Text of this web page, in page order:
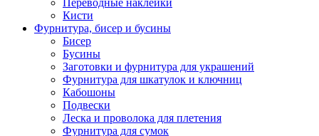
Кисти
Фурнитура, бисер и бусины
Бисер
Бусины
Заготовки и фурнитура для украшений
Фурнитура для шкатулок и ключниц
Кабошоны
Подвески
Леска и проволока для плетения
Фурнитура для сумок